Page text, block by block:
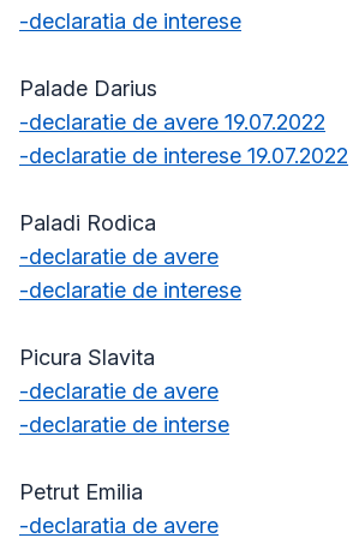
-declaratia de interese
Palade Darius
-declaratie de avere 19.07.2022
-declaratie de interese 19.07.2022
Paladi Rodica
-declaratie de avere
-declaratie de interese
Picura Slavita
-declaratie de avere
-declaratie de interse
Petrut Emilia
-declaratia de avere